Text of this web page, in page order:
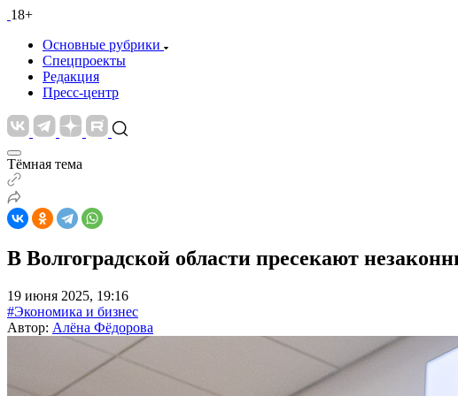
18+
Основные рубрики
Спецпроекты
Редакция
Пресс-центр
Тёмная тема
В Волгоградской области пресекают
19 июня 2025, 19:16
#Экономика и бизнес
Автор: Алёна Фёдорова